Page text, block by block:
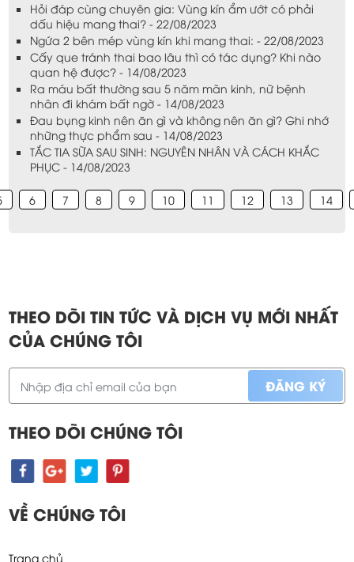
Hỏi đáp cùng chuyên gia: Vùng kín ẩm ướt có phải
dấu hiệu mang thai? - 22/08/2023
Ngứa 2 bên mép vùng kín khi mang thai: - 22/08/2023
Cấy que tránh thai bao lâu thì có tác dụng? Khi nào
quan hệ được? - 14/08/2023
Ra máu bất thường sau 5 năm mãn kinh, nữ bệnh
nhân đi khám bất ngờ - 14/08/2023
Đau bụng kinh nên ăn gì và không nên ăn gì? Ghi nhớ
những thực phẩm sau - 14/08/2023
TẮC TIA SỮA SAU SINH: NGUYÊN NHÂN VÀ CÁCH KHẮC
PHỤC - 14/08/2023
6 7 8 9 10 11 12 13 14
THEO DÕI TIN TỨC VÀ DỊCH VỤ MỚI NHẤT
CỦA CHÚNG TÔI
THEO DÕI CHÚNG TÔI
VỀ CHÚNG TÔI
Trang chủ